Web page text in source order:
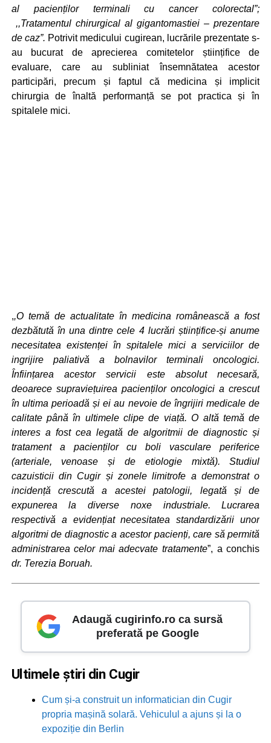
al pacienților terminali cu cancer colorectal”;
,,Tratamentul chirurgical al gigantomastiei – prezentare
de caz”. Potrivit medicului cugirean, lucrările prezentate s-
au bucurat de aprecierea comitetelor științifice de
evaluare, care au subliniat însemnătatea acestor
participări, precum și faptul că medicina și implicit
chirurgia de înaltă performanță se pot practica și în
spitalele mici.
,,O temă de actualitate în medicina românească a fost
dezbătută în una dintre cele 4 lucrări științifice-și anume
necesitatea existenței în spitalele mici a serviciilor de
ingrijire paliativă a bolnavilor terminali oncologici.
Înființarea acestor servicii este absolut necesară,
deoarece supraviețuirea pacienților oncologici a crescut
în ultima perioadă și ei au nevoie de îngrijiri medicale de
calitate până în ultimele clipe de viață. O altă temă de
interes a fost cea legată de algoritmii de diagnostic și
tratament a pacienților cu boli vasculare periferice
(arteriale, venoase și de etiologie mixtă). Studiul
cazuisticii din Cugir și zonele limitrofe a demonstrat o
incidență crescută a acestei patologii, legată și de
expunerea la diverse noxe industriale. Lucrarea
respectivă a evidențiat necesitatea standardizării unor
algoritmi de diagnostic a acestor pacienți, care să permită
administrarea celor mai adecvate tratamente”, a conchis
dr. Terezia Boruah.
Adaugă cugirinfo.ro ca sursă
preferată pe Google
Ultimele știri din Cugir
Cum și-a construit un informatician din Cugir
propria mașină solară. Vehiculul a ajuns și la o
expoziție din Berlin